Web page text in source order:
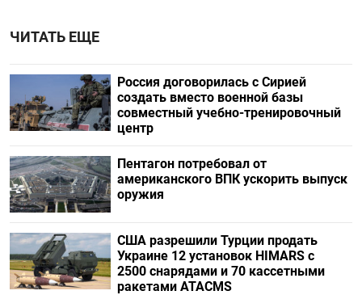
ЧИТАТЬ ЕЩЕ
Россия договорилась с Сирией
создать вместо военной базы
совместный учебно-тренировочный
центр
Пентагон потребовал от
американского ВПК ускорить выпуск
оружия
США разрешили Турции продать
Украине 12 установок HIMARS с
2500 снарядами и 70 кассетными
ракетами ATACMS